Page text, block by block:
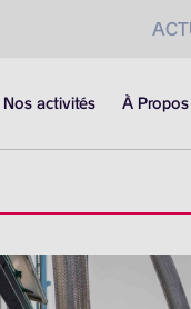
Nos activités À